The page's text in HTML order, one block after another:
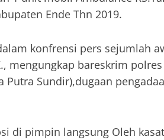
Ende Thn 2019.
konfrensi pers sejumlah
mengungkap bareskrim
Putra Sundir),dugaan
di pimpin langsung Oleh